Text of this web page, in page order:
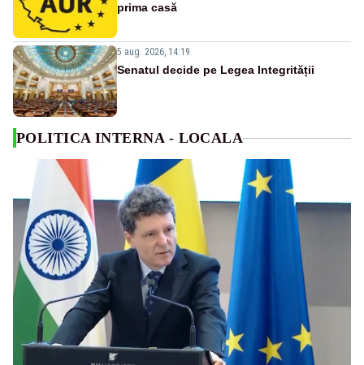
prima casă
5 aug. 2026, 14:19
Senatul decide pe Legea Integrității
POLITICA INTERNA - LOCALA